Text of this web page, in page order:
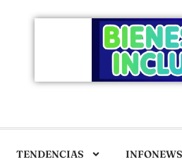
TENDENCIAS INFONEWS